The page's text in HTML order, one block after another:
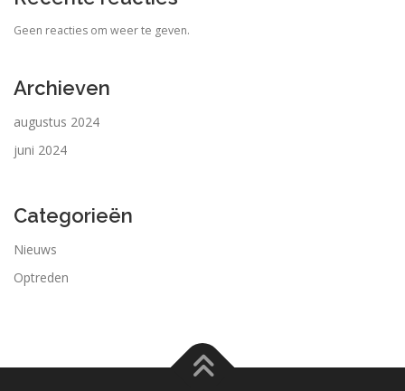
Geen reacties om weer te geven.
Archieven
augustus 2024
juni 2024
Categorieën
Nieuws
Optreden